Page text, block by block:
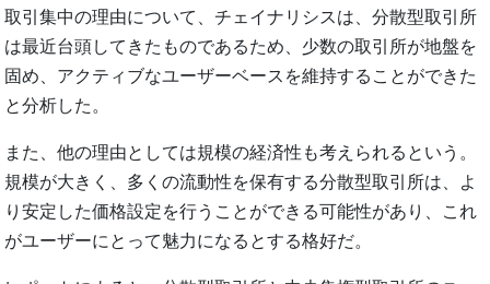
取引集中の理由について、チェイナリシスは、分散型取引所
は最近台頭してきたものであるため、少数の取引所が地盤を
固め、アクティブなユーザーベースを維持することができた
と分析した。
また、他の理由としては規模の経済性も考えられるという。
規模が大きく、多くの流動性を保有する分散型取引所は、よ
り安定した価格設定を行うことができる可能性があり、これ
がユーザーにとって魅力になるとする格好だ。